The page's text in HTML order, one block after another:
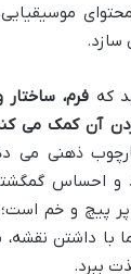
سازد.
که فرم،
آن کمک می
ذهنی می
و احساس
پیچ و خم
با داشتن
ببرد.